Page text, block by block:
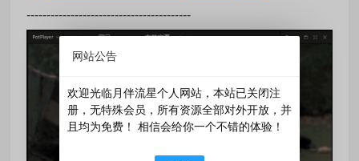
-----------------------------------------
网站公告
欢迎光临月伴流星个人网站，本站已关闭注
册，无特殊会员，所有资源全部对外开放，并
且均为免费！ 相信会给你一个不错的体验！